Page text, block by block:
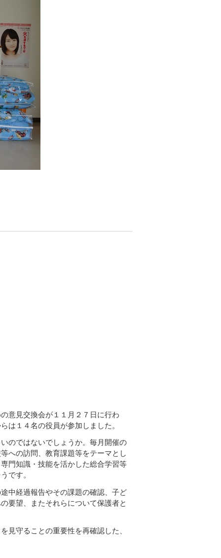
意見交換会が１１月２７日に行わ
は１４名の役員が参加しました。
のではないでしょうか。毎月開催の
への訪問、教育課題等をテーマとし
門知識・技能を活かした総合学習等
です。
中経過報告やその課題の確認、子ど
要望、またそれらについて保護者と
守ることの重要性を再確認した、